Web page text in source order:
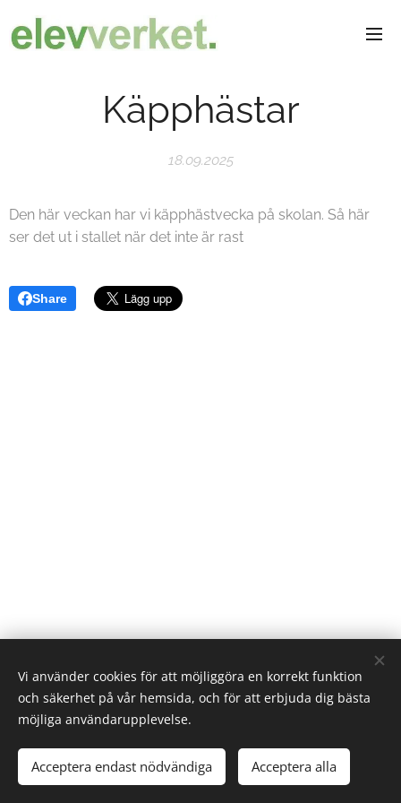
Käpphästar
18.09.2025
Den här veckan har vi käpphästvecka på skolan. Så här
ser det ut i stallet när det inte är rast
Share
Cookies
Vi använder cookies för att möjliggöra en korrekt funktion
och säkerhet på vår hemsida, och för att erbjuda dig bästa
möjliga användarupplevelse.
Acceptera endast nödvändiga Acceptera alla